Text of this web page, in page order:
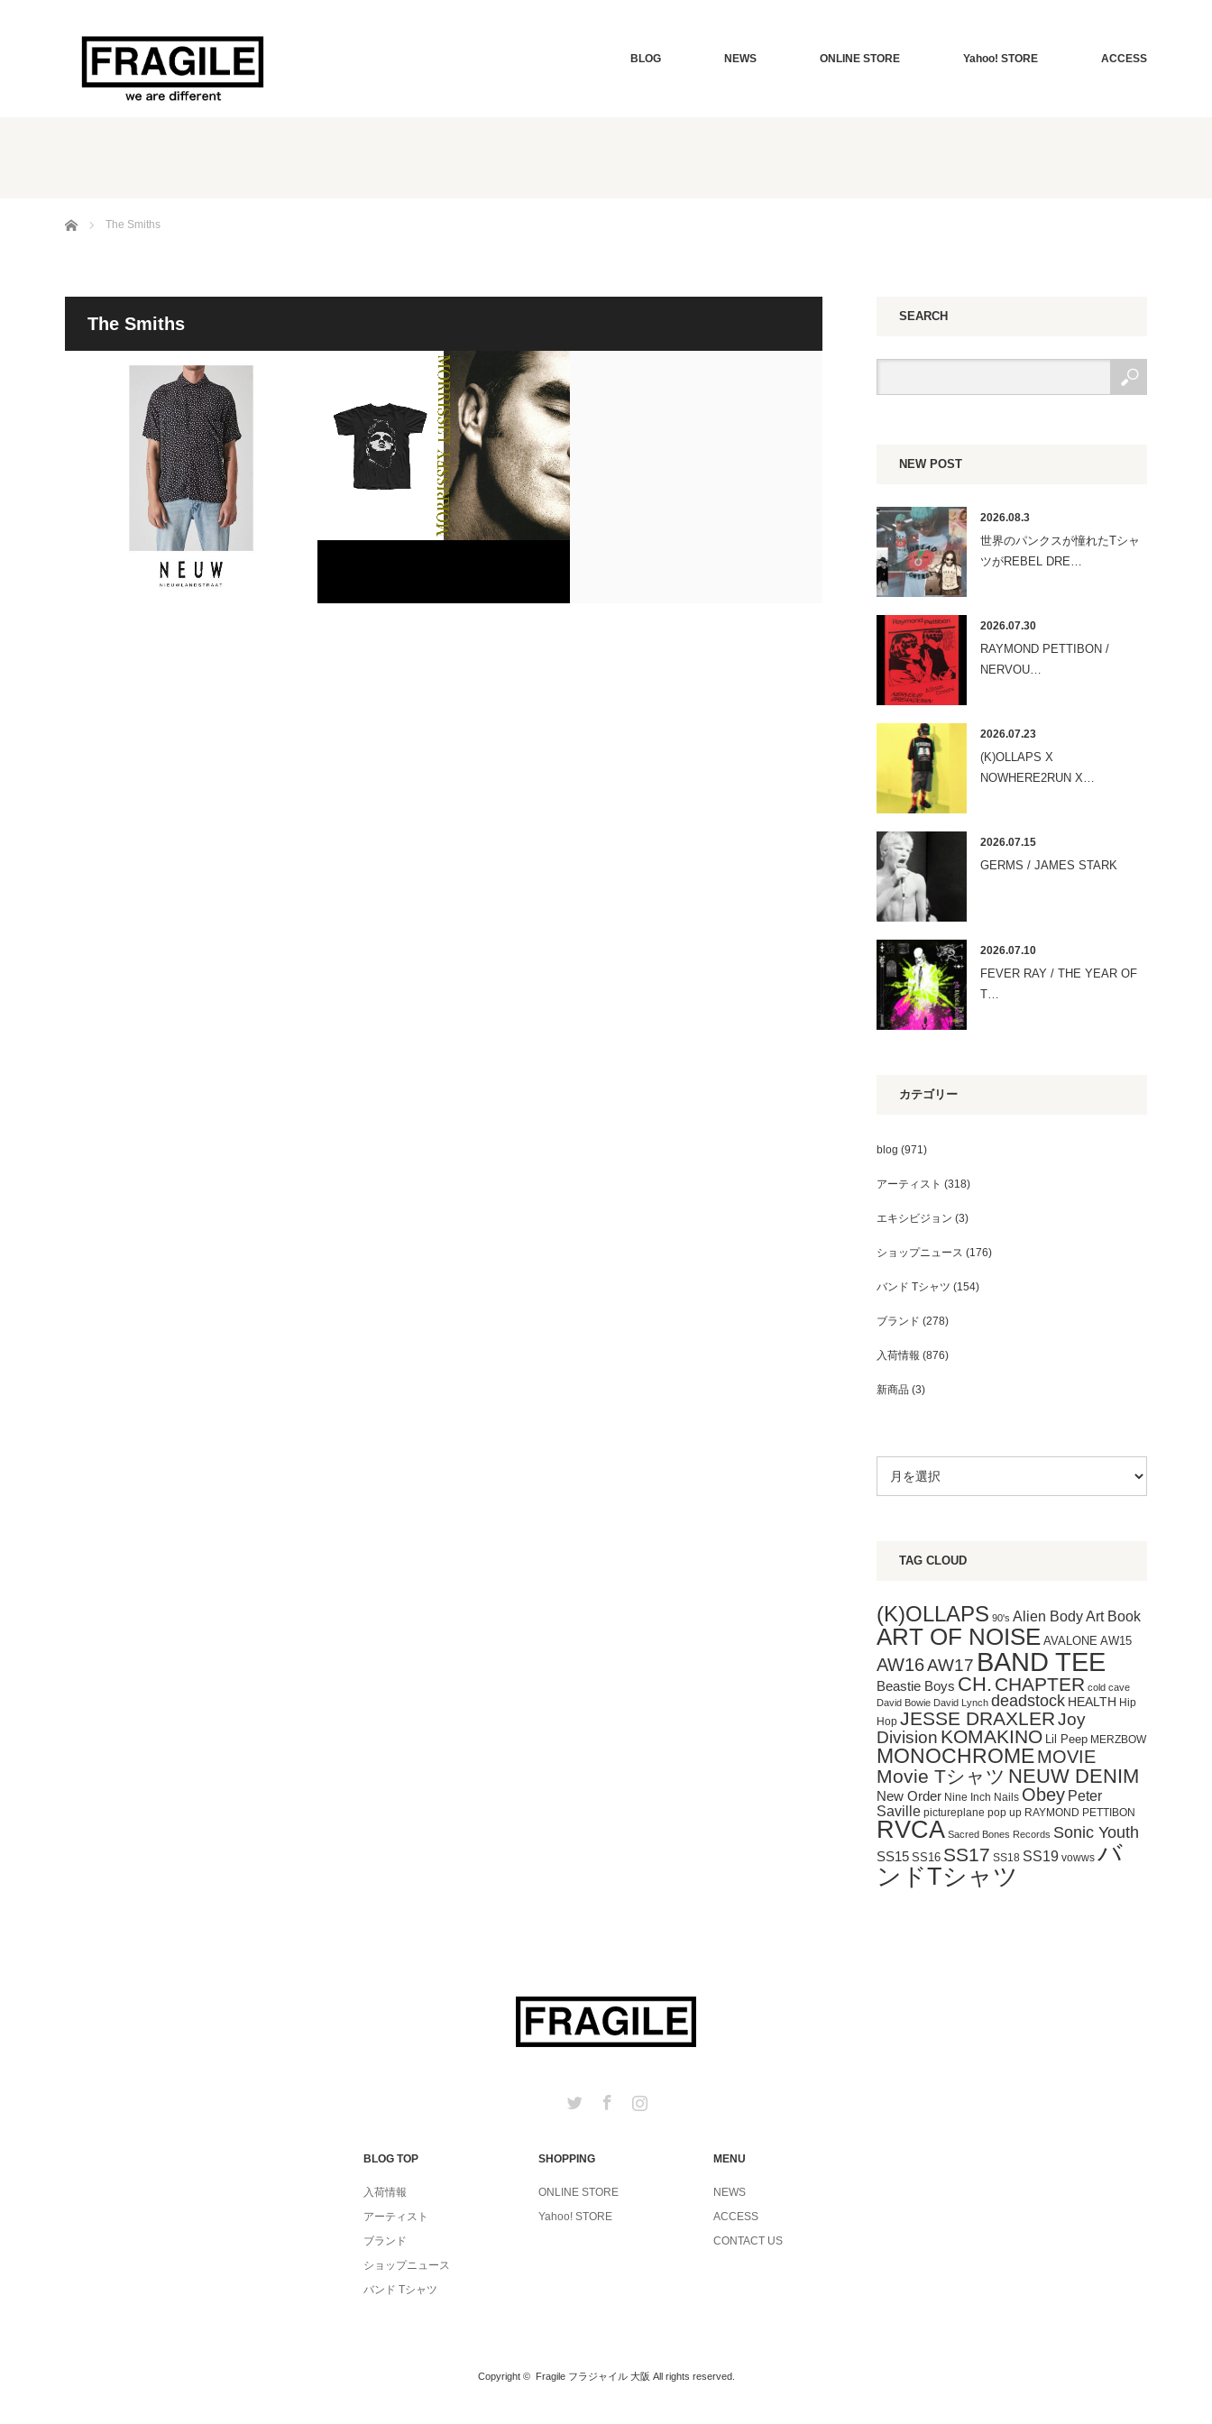
BLOG NEWS ONLINE STORE Yahoo! STORE ACCESS
ホーム The Smiths
The Smiths SEARCH
NEW POST
2026.08.3
世界のパンクスが憧れたTシャ
ツがREBEL DRE…
2026.07.30
RAYMOND PETTIBON /
NERVOU…
2026.07.23
(K)OLLAPS X
NOWHERE2RUN X…
2026.07.15
GERMS / JAMES STARK
2026.07.10
FEVER RAY / THE YEAR OF
T…
カテゴリー
blog (971)
アーティスト (318)
エキシビジョン (3)
ショップニュース (176)
バンド Tシャツ (154)
ブランド (278)
入荷情報 (876)
新商品 (3)
TAG CLOUD
(K)OLLAPS 90's Alien BodyArt Book
ART OF NOISE AVALONE AW15
AW16AW17 BAND TEE
Beastie Boys CH. CHAPTER cold cave
David Bowie David Lynch deadstock HEALTH Hip
Hop JESSE DRAXLERJoy
Division KOMAKINO Lil Peep MERZBOW
MONOCHROMEMOVIE
Movie Tシャツ NEUW DENIM
New Order Nine Inch Nails Obey Peter
Saville pictureplane pop up RAYMOND PETTIBON
RVCA Sacred Bones Records Sonic Youth
SS15 SS16 SS17 SS18 SS19 vowws バ
ンドTシャツ
Twitter Facebook
BLOG TOP
入荷情報
アーティスト
ブランド
ショップニュース
バンド Tシャツ
SHOPPING
ONLINE STORE
Yahoo! STORE
MENU
NEWS
ACCESS
CONTACT US
Copyright © Fragile フラジャイル 大阪 All rights reserved.